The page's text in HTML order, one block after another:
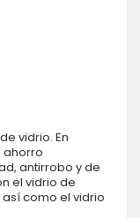
vidrio. En
ahorro
antirrobo y de
el vidrio de
como el vidrio